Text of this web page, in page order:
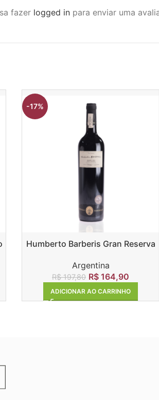
fazer logged in para enviar uma
-17%
Humberto Barberis Gran Reserva
Argentina
R$197,80 R$ 164,90
ADICIONAR AO CARRINHO